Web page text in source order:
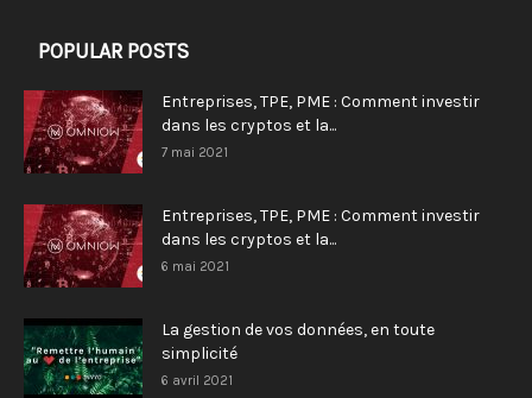
POPULAR POSTS
Entreprises, TPE, PME : Comment investir
dans les cryptos et la...
7 mai 2021
Entreprises, TPE, PME : Comment investir
dans les cryptos et la...
6 mai 2021
La gestion de vos données, en toute
simplicité
6 avril 2021